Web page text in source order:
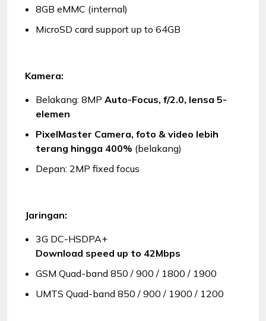
8GB eMMC (internal)
MicroSD card support up to 64GB
Kamera:
Belakang: 8MP Auto-Focus, f/2.0, lensa 5-
elemen
PixelMaster Camera, foto & video lebih
terang hingga 400% (belakang)
Depan: 2MP fixed focus
Jaringan:
3G DC-HSDPA+
Download speed up to 42Mbps
GSM Quad-band 850 / 900 / 1800 / 1900
UMTS Quad-band 850 / 900 / 1900 / 1200